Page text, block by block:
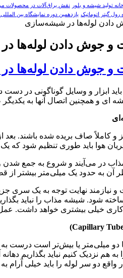
تولید شیشه و بلور نقش یراق‌آلات در محصولات
رول گیتر اتوماتیک یازدهمین دوره نمایشگاه بین المللی در و
و جوش دادن لوله‌ها
و جوش دادن لوله‌ها
ابزار و وسایل گوناگونی در
ای و همچنین اتصال آنها به
کاملاً صاف بریده شده باشند. بعد
هوا باید طوری تنظیم شود
در می‌آیند و شروع به جمع شدن و
به حدود یک میلی‌متر بیشتر از
نیازمند نهایت توجه به یک سری
شود. شیشه مذاب را نباید
خیلی بیشتری خواهد داشت. عمل
(Capillary
دو میلی‌متر یا بیش‌تر است
به هم نزدیک کنیم نباید بگذاریم
دو سر لوله را باید خیلی آرام